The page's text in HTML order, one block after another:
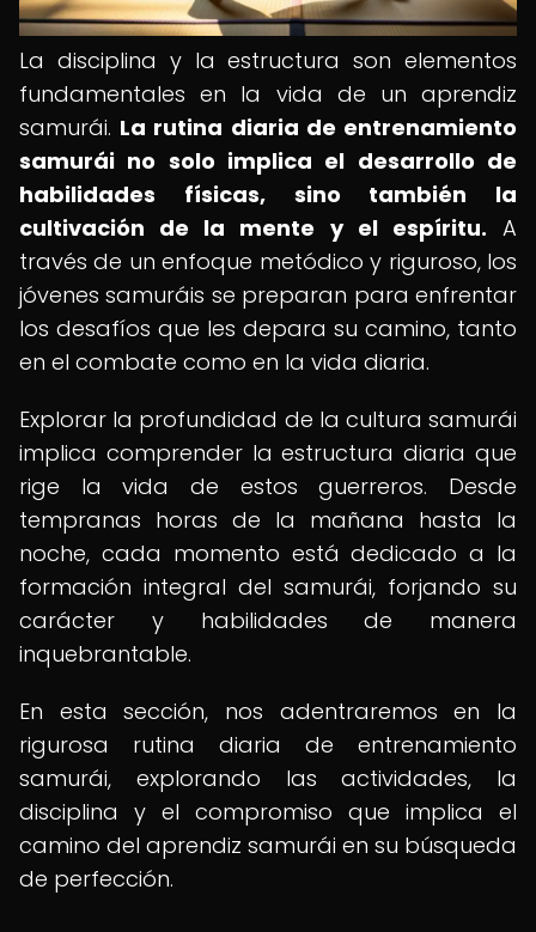
La disciplina y la estructura son elementos
fundamentales en la vida de un aprendiz
samurái. La rutina diaria de entrenamiento
samurái no solo implica el desarrollo de
habilidades físicas, sino también la
cultivación de la mente y el espíritu. A
través de un enfoque metódico y riguroso, los
jóvenes samuráis se preparan para enfrentar
los desafíos que les depara su camino, tanto
en el combate como en la vida diaria.
Explorar la profundidad de la cultura samurái
implica comprender la estructura diaria que
rige la vida de estos guerreros. Desde
tempranas horas de la mañana hasta la
noche, cada momento está dedicado a la
formación integral del samurái, forjando su
carácter y habilidades de manera
inquebrantable.
En esta sección, nos adentraremos en la
rigurosa rutina diaria de entrenamiento
samurái, explorando las actividades, la
disciplina y el compromiso que implica el
camino del aprendiz samurái en su búsqueda
de perfección.